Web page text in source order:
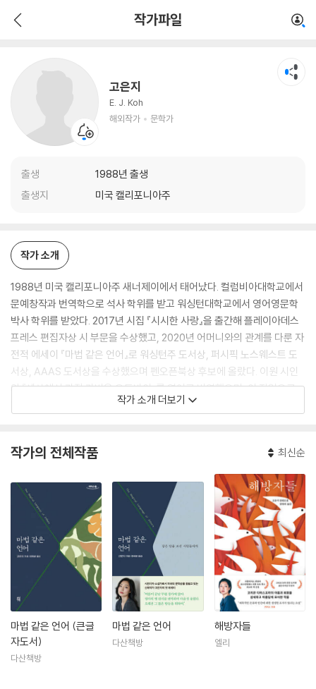
작가파일
고은지
E. J. Koh
해외작가
문학가
출생
1988년 출생
출생지
미국 캘리포니아주
작가 소개
1988년 미국 캘리포니아주 새너제이에서 태어났다. 컬럼비아대학교에서
문예창작과 번역학으로 석사 학위를 받고 워싱턴대학교에서 영어영문학
박사 학위를 받았다. 2017년 시집 『시시한 사랑』을 출간해 플레이아데스
프레스 편집자상 시 부문을 수상했고, 2020년 어머니와의 관계를 다룬 자
전적 에세이 『마법 같은 언어』로 워싱턴주 도서상, 퍼시픽 노스웨스트 도
서상, AAAS 도서상을 수상했으며 펜오픈북상 후보에 올랐다. 이원 시인
의 『세상에서 가장 가벼운 오토바이』를 영어로 번역했으며, 이 작업으로
한국문학번역원 번역대상을 수상했다. 드라마 [파친코]에 작가진으로 참
2024년 젊은사자상 소설 부문을 수상한 『해방자들』은 고은지가 쓴 첫 소
설로, 코리안 디아스포라의 아픔과 희망을 섬세하고 아름답게 묘사한 작품
이다. 한국에서 미국으로 이민을 떠나게 된 한 가족의 역사를 담은 이 작품
은 한반도에서 수십 년간 계속된 점령, 전쟁, 분열의상처를 신중하고 고운
언어로 되짚는다. 나아가 작가는 과거가 남긴 고통을 사랑으로 치유하는
희망의 미래를 그려낸다.
작가 소개 더보기
작가의 전체작품 최신순
마법 같은 언어 (큰글
자도서)
다산책방
마법 같은 언어
다산책방
해방자들
엘리